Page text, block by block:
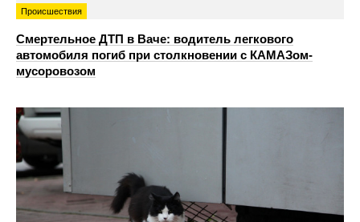
Происшествия
Смертельное ДТП в Ваче: водитель легкового
автомобиля погиб при столкновении с КАМАЗом-
мусоровозом